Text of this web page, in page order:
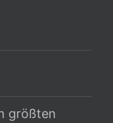
größten